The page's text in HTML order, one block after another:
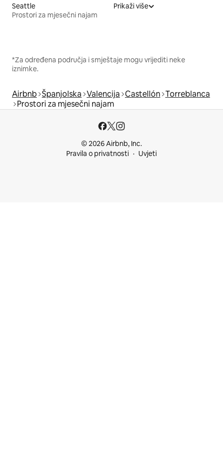
Seattle
Prostori za mjesečni najam
Prikaži više
*Za određena područja i smještaje mogu vrijediti neke
iznimke.
Airbnb Španjolska Valencija Castellón Torreblanca
Prostori za mjesečni najam
© 2026 Airbnb, Inc.
Pravila o privatnosti
Uvjeti